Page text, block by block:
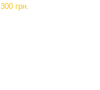
300 грн.